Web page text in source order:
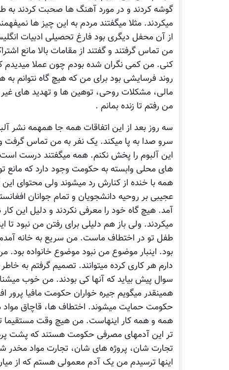
گوشه کردند و در مورد آهنگ ها صحبت کردند به
میکردند. مثلا میگفتند مردم به این چیز ها
از آن محفل دیگری بود فارغ تحصیلی ادبیات
من تماس گرفتند و گفتند از مقامات بالا مانع
کنی. من کمی نگران شده بودم چون عملا میدیدم
روند فرسایشی بود برای من که هیچ گاه نتوانم
مالی، مشکلات روحی، توهین ها و تهدید های
من رفتم تا زنده بمانم .
سه روز بعد از این اتفاقات همه جا همهمه نشر
سرو صدا به پا میکند. یک نفر به من تماس
این آلبوم را پخش نکنم. همه میگفتند درست
های محلی وابسته به حکومت وجود دارد که
همه با خنده از کنارش رد میشوند ولی محتوای
عجیبی بر روحیه دانشجویان و تمام جوانان
آمد. هیچ گاه خود را معرفی نکردند و دلیل این
میکردند. ولی باز هم دلیلی برای رفتن من نبود
طفل تو در اختطاف ماست. من سریع به خانه
بود. اینبار موضوع من نبود موضوع خانواده
دارم هر کاری کرده میتوانند. تصمیم گرفتم به
سوال پیش بیاید که آنها کی بودند. من خوب
همینقدر میگویم جیره خواران حکومت مافیا
حکومت حمایت میشوند. اختطاف ها، قاچاق
همه و همه کار اینهاست. من هیچ وقت مستقیما
تر این آدمهای مصرفی حکومت هستند که پشت
تجارت شان، پروژه های شان، تجارت مواد
اینها ترسیدم من یک آدم معمولی هستم که از